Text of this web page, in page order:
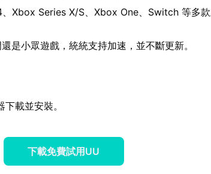
Xbox Series X/S、Xbox One、Switch 等多款
是小眾遊戲，統統支持加速，並不斷更新。
載並安裝。
下載免費試用UU